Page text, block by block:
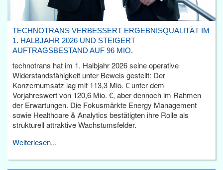
TECHNOTRANS VERBESSERT ERGEBNISQUALITÄT IM
1. HALBJAHR 2026 UND STEIGERT
AUFTRAGSBESTAND AUF 96 MIO.
technotrans hat im 1. Halbjahr 2026 seine operative
Widerstandsfähigkeit unter Beweis gestellt: Der
Konzernumsatz lag mit 113,3 Mio. € unter dem
Vorjahreswert von 120,6 Mio. €, aber dennoch im Rahmen
der Erwartungen. Die Fokusmärkte Energy Management
sowie Healthcare & Analytics bestätigten ihre Rolle als
strukturell attraktive Wachstumsfelder.
Weiterlesen...